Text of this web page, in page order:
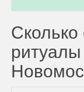
Сколько